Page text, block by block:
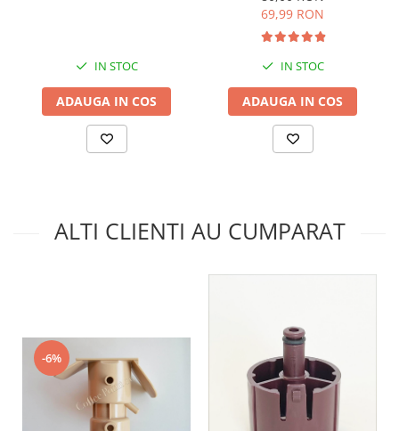
IN STOC
ADAUGA IN COS
69,99 RON
IN STOC
ADAUGA IN COS
ALTI CLIENTI AU CUMPARAT
-6%